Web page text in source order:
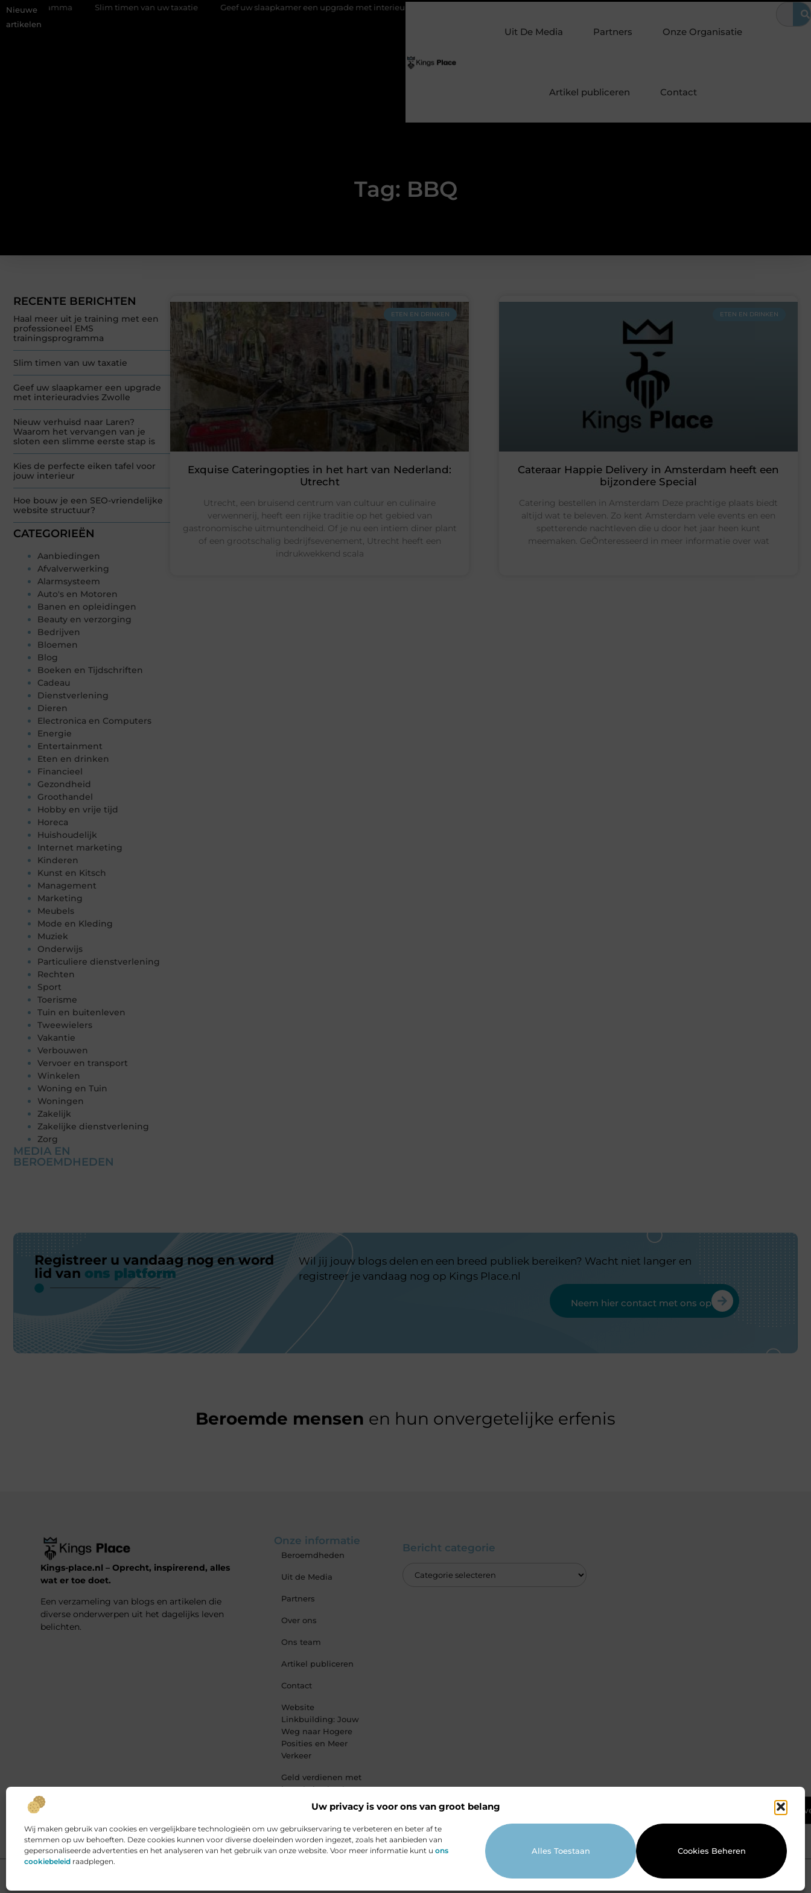
Uw privacy is voor ons van groot belang
Wij maken gebruik van cookies en vergelijkbare technologieën om uw gebruikservaring te verbeteren en beter af te
stemmen op uw behoeften. Deze cookies kunnen voor diverse doeleinden worden ingezet, zoals het aanbieden van
gepersonaliseerde advertenties en het analyseren van het gebruik van onze website. Voor meer informatie kunt u ons
cookiebeleid raadplegen.
Alles Toestaan Cookies Beheren
Nieuwe
artikelen
Slim timen van uw taxatie Geef uw slaapkamer een upgrade met interieuradvies Zwolle
Uit De Media Partners Onze Organisatie
Artikel publiceren Contact
Ga Naar
Tag: BBQ
RECENTE BERICHTEN
Haal meer uit je training met een
professioneel EMS
trainingsprogramma
Slim timen van uw taxatie
Geef uw slaapkamer een upgrade
met interieuradvies Zwolle
Nieuw verhuisd naar Laren?
Waarom het vervangen van je
sloten een slimme eerste stap is
Kies de perfecte eiken tafel voor
jouw interieur
Hoe bouw je een SEO-vriendelijke
website structuur?
CATEGORIEËN
Aanbiedingen
Afvalverwerking
Alarmsysteem
Auto's en Motoren
Banen en opleidingen
Beauty en verzorging
Bedrijven
Bloemen
Blog
Boeken en Tijdschriften
Cadeau
Dienstverlening
Dieren
Electronica en Computers
Energie
Entertainment
Eten en drinken
Financieel
Gezondheid
Groothandel
Hobby en vrije tijd
Horeca
Huishoudelijk
Internet marketing
Kinderen
Kunst en Kitsch
Management
Marketing
Meubels
Mode en Kleding
Muziek
Onderwijs
Particuliere dienstverlening
Rechten
Sport
Toerisme
Tuin en buitenleven
Tweewielers
Vakantie
Verbouwen
Vervoer en transport
Winkelen
Woning en Tuin
Woningen
Zakelijk
Zakelijke dienstverlening
Zorg
MEDIA EN
BEROEMDHEDEN
ETEN EN DRINKEN
Exquise Cateringopties in het hart van Nederland:
Utrecht
Utrecht, een bruisend centrum van cultuur en culinaire
verwennerij, heeft een rijke traditie op het gebied van
gastronomische uitmuntendheid. Of je nu een intiem diner plant
of een grootschalig bedrijfsevenement, Utrecht heeft een
indrukwekkend scala
ETEN EN DRINKEN
Cateraar Happie Delivery in Amsterdam heeft een
bijzondere Special
Catering bestellen in Amsterdam Deze prachtige plaats biedt
altijd wat te beleven. Zo kent Amsterdam vele events en een
spetterende nachtleven die u door het jaar heen kunt
meemaken. GeÔnteresseerd in meer informatie over wat
Registreer u vandaag nog en word
lid van ons platform
Wil jij jouw blogs delen en een breed publiek bereiken? Wacht niet langer en
registreer je vandaag nog op Kings Place.nl
Neem hier contact met ons op
Beroemde mensen en hun onvergetelijke erfenis
Kings-place.nl – Oprecht, inspirerend, alles
wat er toe doet.
Een verzameling van blogs en artikelen die
diverse onderwerpen uit het dagelijks leven
belichten.
Onze informatie
Beroemdheden
Uit de Media
Partners
Over ons
Ons team
Artikel publiceren
Contact
Website
Linkbuilding: Jouw
Weg naar Hogere
Posities en Meer
Verkeer
Geld verdienen met
je website: haal
alles uit jouw
online platform
Bericht categorie
Website index Cookiebeleid (EU)